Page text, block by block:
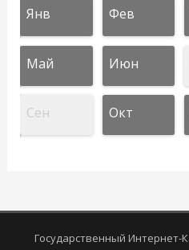
Янв Фев
Май Июн
Сен Окт
Государственный Интернет-